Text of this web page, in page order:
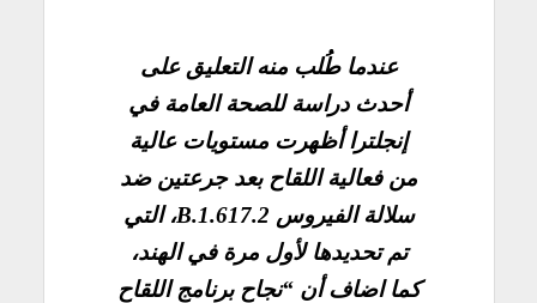
عندما طُلب منه التعليق على
أحدث دراسة للصحة العامة في
إنجلترا أظهرت مستويات عالية
من فعالية اللقاح بعد جرعتين ضد
سلالة الفيروس B.1.617.2، التي
تم تحديدها لأول مرة في الهند،
كما اضاف أن “نجاح برنامج اللقاح